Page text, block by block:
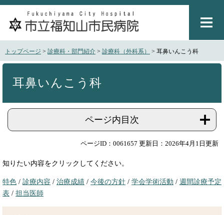
ペ
メ
トップページ > 診療科・部門紹介 > 診療科（外科系） > 耳鼻いんこう科
耳鼻いんこう科
ページ内目次
ページID：0061657 更新日：2026年4月1日更新
知りたい内容をクリックしてください。
特色 / 診療内容 / 治療成績 / 今後の方針 / 学会学術活動 / 週間診療予定
表 / 担当医師